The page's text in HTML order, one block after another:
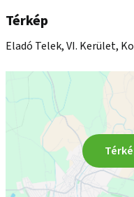
Térkép
Eladó Telek, VI. Kerület,